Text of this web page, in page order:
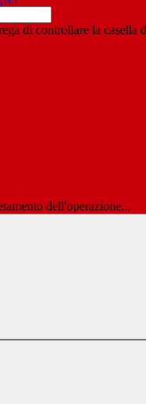
di controllare la casella
dell'operazione...